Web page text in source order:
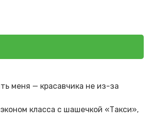
меня — красавчика не из-за
класса с шашечкой «Такси»,